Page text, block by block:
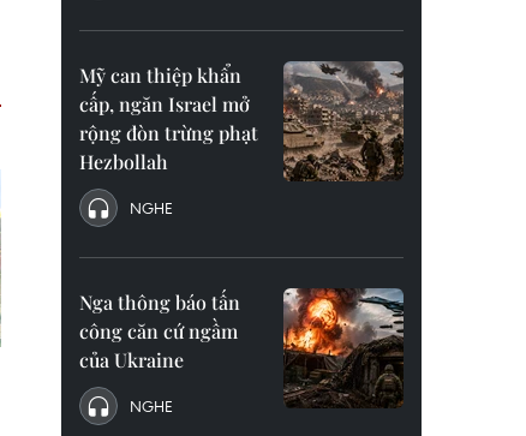
Mỹ can thiệp khẩn
cấp, ngăn Israel mở
rộng đòn trừng phạt
Hezbollah
NGHE
Nga thông báo tấn
công căn cứ ngầm
của Ukraine
NGHE